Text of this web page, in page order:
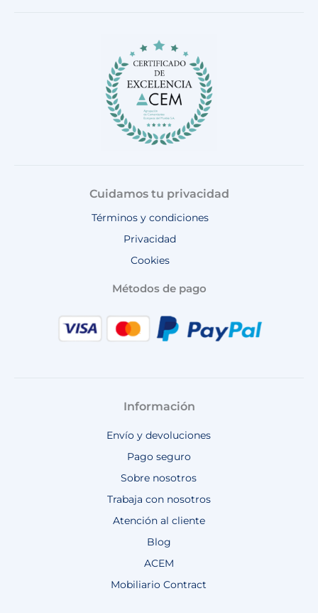
a
m
Cuidamos tu privacidad
Términos y condiciones
Privacidad
Cookies
Métodos de pago
Información
Envío y devoluciones
Pago seguro
Sobre nosotros
Trabaja con nosotros
Atención al cliente
Blog
ACEM
Mobiliario Contract